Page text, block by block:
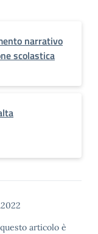
narrativo
scolastica
articolo è